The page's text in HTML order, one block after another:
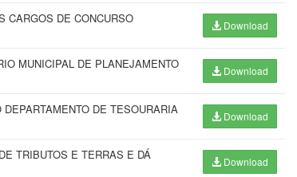
CARGOS DE CONCURSO
Download
MUNICIPAL DE PLANEJAMENTO
Download
DE TESOURARIA
Download
TRIBUTOS E TERRAS E DÁ
Download